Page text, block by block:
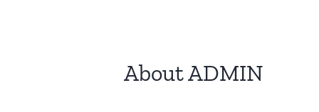
AboutADMIN